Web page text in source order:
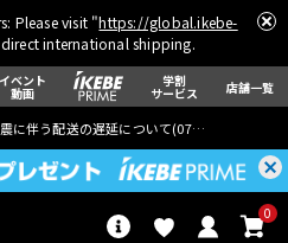
Please visit "https://global.ikebe-
international shipping.
イベント
動画
学割
サービス 店舗一覧
に伴う配送の遅延について(07月29日
0